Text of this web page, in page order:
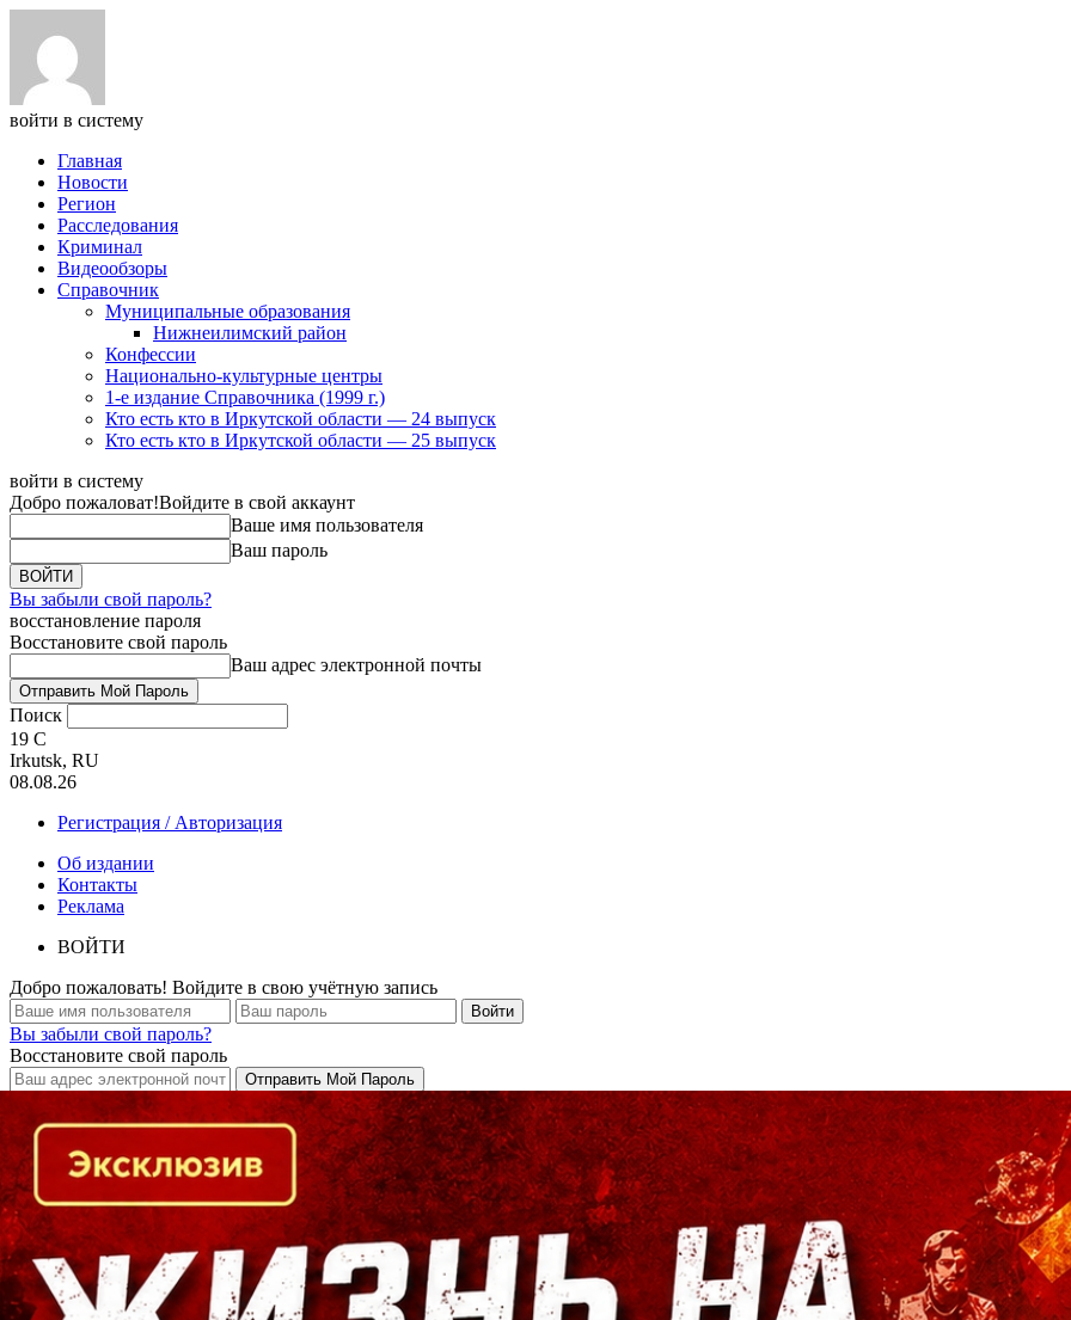
войти в систему
Главная
Новости
Регион
Расследования
Криминал
Видеообзоры
Справочник
Муниципальные образования
Нижнеилимский район
Конфессии
Национально-культурные центры
1-е издание Справочника (1999 г.)
Кто есть кто в Иркутской области — 24 выпуск
Кто есть кто в Иркутской области — 25 выпуск
войти в систему
Добро пожаловат!Войдите в свой аккаунт
Ваше имя пользователя
Ваш пароль
Вы забыли свой пароль?
восстановление пароля
Восстановите свой пароль
Ваш адрес электронной почты
Поиск
19 C
Irkutsk, RU
08.08.26
Регистрация / Авторизация
Об издании
Контакты
Реклама
ВОЙТИ
Добро пожаловать! Войдите в свою учётную запись
Вы забыли свой пароль?
Восстановите свой пароль
Кто есть кто в Байкальском регионе